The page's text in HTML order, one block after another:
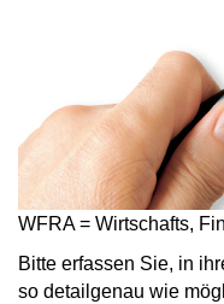
WFRA = Wirtschafts,
Bitte erfassen Sie, in
so detailgenau wie